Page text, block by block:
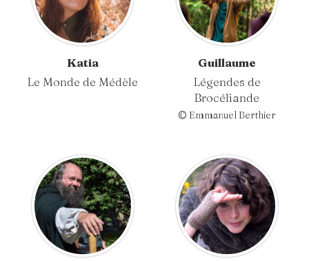
Katia
Le Monde de Médèle
Guillaume
Légendes de
Brocéliande
© Emmanuel Berthier